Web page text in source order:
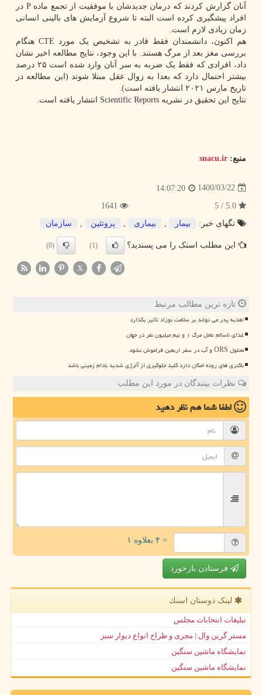
آنان گزارش کردند که درمان جدیدشان با موفقیت از تجمع ماده P در
افراد پیشگیری کرده است البته تا شروع آزمایش های بالینی انسانی
زمان زیادی لازم است.
هم اکنون، دانشمندان فقط قادر به تشخیص یک مورد CTE هنگام
بررسی مغز بعد از مرگ هستند. با این وجود، نتایج مطالعه اخیر نشان
داد، افرادی که فقط یک ضربه به سر آنان وارد شده است ۲۵ درصد
بیشتر احتمال دارد که بعدا به زوال عقل مبتلا شوند (این مطالعه در
تاریخ مارس ۲۰۲۱ انتشار یافته است).
نتایج این تحقیق در نشریه Scientific Reports انتشار یافته است.
منبع: snacu.ir
1400/03/22
14:07:20
تگهای خبر:
بیمار , بیماری , پروتئین , سازمان
این مطلب اسنک را می پسندید؟ (1)
(0)
X
تازه ترین مطالب مرتبط
تغذیه پدر می تواند بر سلامت نوزاد تأثیر بگذارد
غذای ناسالم عامل مرگ ۱ و نیم میلیون نفر در جهان
محلول ORS و آب در سفر اربعین فراموش نشود
باکتری های روده امکان دارد کلید جلوگیری از آلرژی شدید بادام زمینی باشد
نظرات بینندگان در مورد این مطلب
لطفا شما همنظر دهید
= ۴ بعلاوه ۱
فرستادن بازخورد
لینک دوستان اسنك
تبلیغات انتخابات مجلس
مستر گرین وال | مجری و طراح انواع دیوار سبز
نمایشگاه ماشین سنگین
نمایشگاه ماشین سنگین